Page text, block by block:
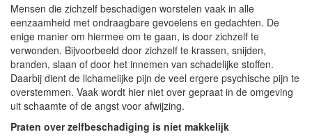
Mensen die zichzelf beschadigen worstelen vaak in alle
eenzaamheid met ondraagbare gevoelens en gedachten. De
enige manier om hiermee om te gaan, is door zichzelf te
verwonden. Bijvoorbeeld door zichzelf te krassen, snijden,
branden, slaan of door het innemen van schadelijke stoffen.
Daarbij dient de lichamelijke pijn de veel ergere psychische pijn te
overstemmen. Vaak wordt hier niet over gepraat in de omgeving
uit schaamte of de angst voor afwijzing.
Praten over zelfbeschadiging is niet makkelijk